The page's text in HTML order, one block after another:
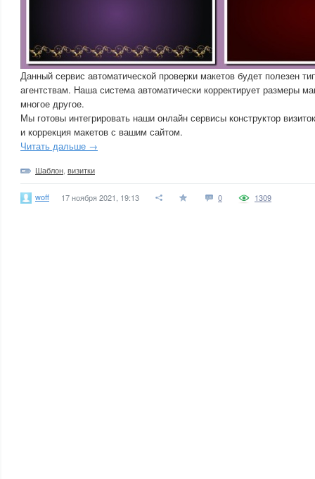
Данный сервис автоматической проверки макетов будет полезен
агентствам. Наша система автоматически корректирует размеры
многое другое.
Мы готовы интегрировать наши онлайн сервисы конструктор
и коррекция макетов с вашим сайтом.
Читать дальше →
Шаблон визитки
woff 17 ноября 2021, 19:13 0 1309